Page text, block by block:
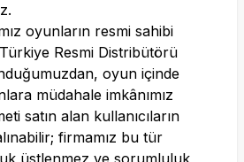
oyunların resmi sahibi
Resmi Distribütörü
oyun içinde
müdahale imkânımız
satın alan kullanıcıların
firmamız bu tür
üstlenmez ve sorumluluk